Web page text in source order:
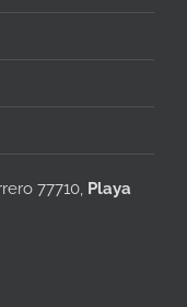
77710, Playa